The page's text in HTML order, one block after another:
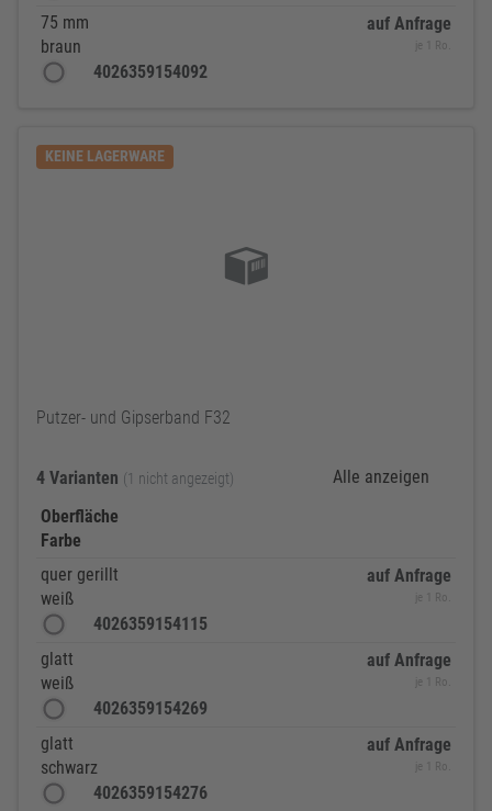
75 mm
braun
4026359154092
auf Anfrage
je 1 Ro.
KEINE LAGERWARE
Putzer- und Gipserband F32
4 Varianten (1 nicht angezeigt)
Alle anzeigen
Oberfläche
Farbe
quer gerillt
weiß
4026359154115
auf Anfrage
je 1 Ro.
glatt
weiß
4026359154269
auf Anfrage
je 1 Ro.
glatt
schwarz
4026359154276
auf Anfrage
je 1 Ro.